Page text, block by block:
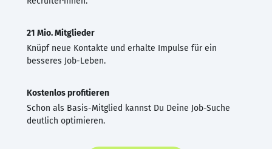
21 Mio. Mitglieder
Knüpf neue Kontakte und erhalte Impulse für ein
besseres Job-Leben.
Kostenlos profitieren
Schon als Basis-Mitglied kannst Du Deine Job-Suche
deutlich optimieren.